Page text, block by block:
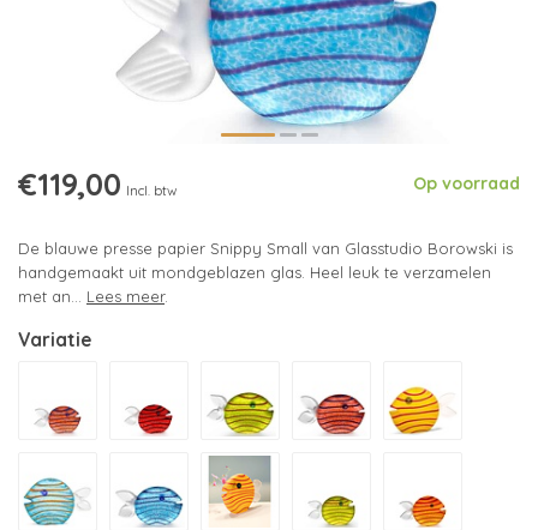
€119,00 Incl. btw Op voorraad
De blauwe presse papier Snippy Small van Glasstudio Borowski is
handgemaakt uit mondgeblazen glas. Heel leuk te verzamelen
met an... Lees meer.
Variatie